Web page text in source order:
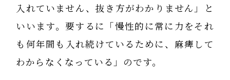
入れていません、抜き方がわかりません」と
いいます。要するに「慢性的に常に力をそれ
も何年間も入れ続けているために、麻痺して
わからなくなっている」のです。